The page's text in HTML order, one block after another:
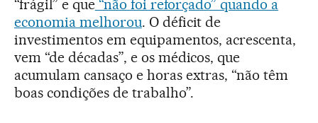
“frágil” e que“não foi reforçado” quando a
economia melhorou. O déficit de
investimentos em equipamentos, acrescenta,
vem “de décadas”, e os médicos, que
acumulam cansaço e horas extras, “não têm
boas condições de trabalho”.